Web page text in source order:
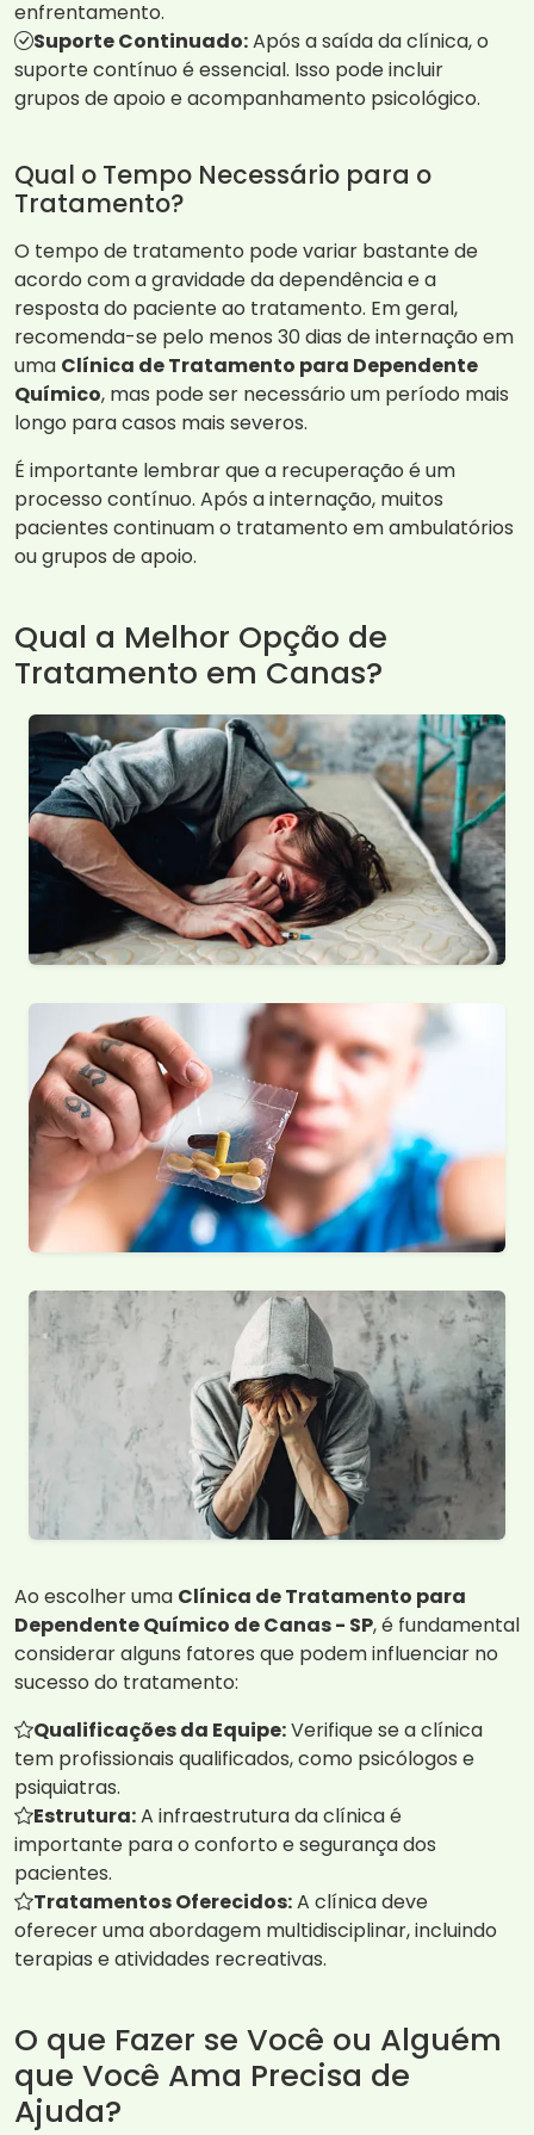
enfrentamento.
Suporte Continuado:Após a saída da clínica, o
suporte contínuo é essencial. Isso pode incluir
grupos de apoio e acompanhamento psicológico.
Qual o Tempo Necessário para o
Tratamento?
O tempo de tratamento pode variar bastante de
acordo com a gravidade da dependência e a
resposta do paciente ao tratamento. Em geral,
recomenda-se pelo menos 30 dias de internação em
uma Clínica de Tratamento para Dependente
Químico, mas pode ser necessário um período mais
longo para casos mais severos.
É importante lembrar que a recuperação é um
processo contínuo. Após a internação, muitos
pacientes continuam o tratamento em ambulatórios
ou grupos de apoio.
Qual a Melhor Opção de
Tratamento em Canas?
Ao escolher uma Clínica de Tratamento para
Dependente Químico de Canas - SP, é fundamental
considerar alguns fatores que podem influenciar no
sucesso do tratamento:
Qualificações da Equipe:Verifique se a clínica
tem profissionais qualificados, como psicólogos e
psiquiatras.
Estrutura:A infraestrutura da clínica é
importante para o conforto e segurança dos
pacientes.
Tratamentos Oferecidos:A clínica deve
oferecer uma abordagem multidisciplinar, incluindo
terapias e atividades recreativas.
O que Fazer se Você ou Alguém
que Você Ama Precisa de
Ajuda?